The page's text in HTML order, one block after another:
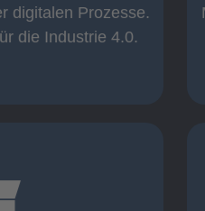
digitalen Prozesse.
die Industrie 4.0.
CAD/CAM